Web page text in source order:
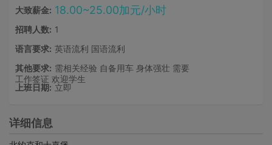
大致薪金: 18.00~25.00加元/小时
招聘人数: 1
语言要求: 英语流利 国语流利
其他要求: 需相关经验 自备用车 身体强壮 需要
工作签证 欢迎学生
上班日期: 立即
详细信息